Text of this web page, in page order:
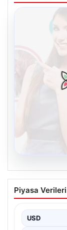
Kelebek
İletişimin
İnternet
Piyasa Verileri
USD